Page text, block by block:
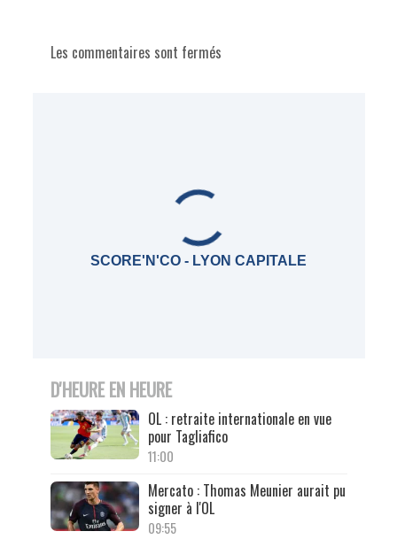
Les commentaires sont fermés
SCORE'N'CO - LYON CAPITALE
D'HEURE EN HEURE
OL : retraite internationale en vue
pour Tagliafico
11:00
Mercato : Thomas Meunier aurait pu
signer à l'OL
09:55